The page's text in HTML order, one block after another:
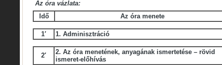
Az óra vázlata:
Idő
Az óra menete
1′ 1. Adminisztráció
2′
2. Az óra menetének, anyagának ismertetése – rövid
ismeret-előhívás